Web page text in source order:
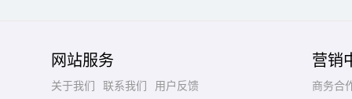
网站服务
关于我们 联系我们
用户反馈
营销
商务合